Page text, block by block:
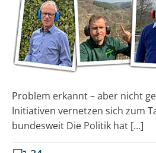
Problem erkannt – aber nicht
Initiativen vernetzen sich zum
bundesweit Die Politik hat […]